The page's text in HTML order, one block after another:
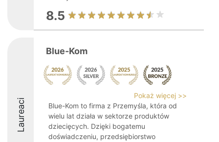
8.5
Laureaci
Blue-Kom
Pokaż więcej >>
Blue-Kom to firma z Przemyśla, która od
wielu lat działa w sektorze produktów
dziecięcych. Dzięki bogatemu
doświadczeniu, przedsiębiorstwo